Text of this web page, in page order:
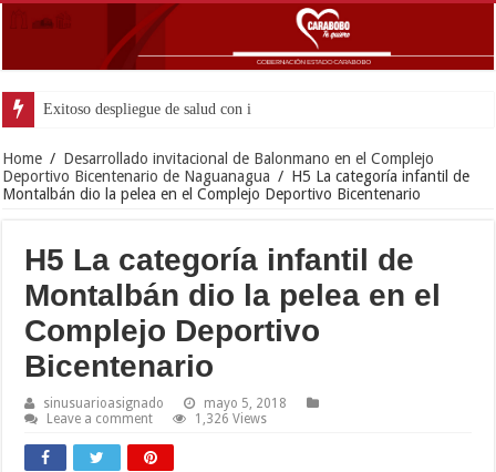
Exitoso despliegue de salud con instalación gratuita de marcapas
Home / Desarrollado invitacional de Balonmano en el Complejo
Deportivo Bicentenario de Naguanagua / H5 La categoría infantil de
Montalbán dio la pelea en el Complejo Deportivo Bicentenario
H5 La categoría infantil de
Montalbán dio la pelea en el
Complejo Deportivo
Bicentenario
sinusuarioasignado
mayo 5, 2018
Leave a comment
1,326 Views